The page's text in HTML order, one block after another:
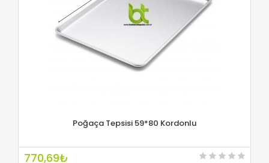
İNCELE
Poğaça Tepsisi 59*80 Kordonlu
770,69₺